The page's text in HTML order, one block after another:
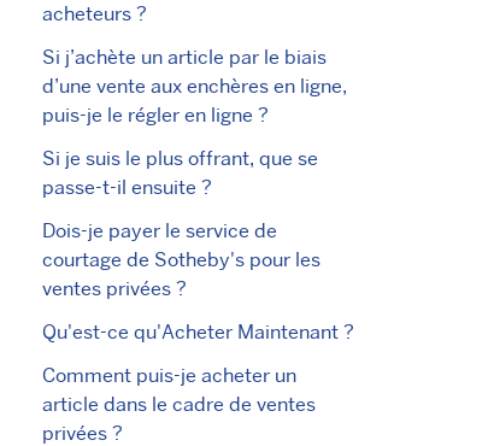
acheteurs ?
Si j’achète un article par le biais
d’une vente aux enchères en ligne,
puis-je le régler en ligne ?
Si je suis le plus offrant, que se
passe-t-il ensuite ?
Dois-je payer le service de
courtage de Sotheby's pour les
ventes privées ?
Qu'est-ce qu'Acheter Maintenant ?
Comment puis-je acheter un
article dans le cadre de ventes
privées ?